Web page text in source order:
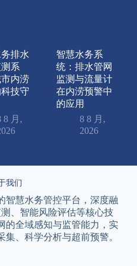
排水
系
内涝
技守
8 月,
智慧水务系
统：排水管网
监测与流量计
在内涝预警中
的应用
8 8 月,
2026
我们
智慧水务管控平台，深度融
、智能风险评估等核心技
的全域感知与监管能力，实
、科学分析与超前预警。